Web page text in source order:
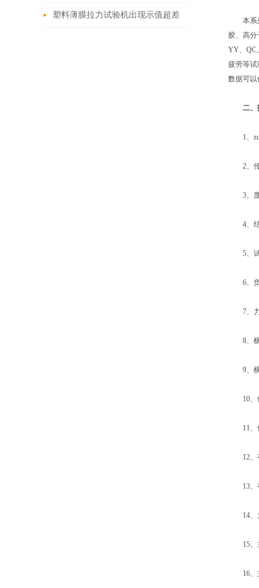
的“力学裁判”
塑料薄膜拉力试验机出现示值超差
本系列
胶、高
YY、QC
疲劳等试
数据可以
二、
1、zui
2、传
3、度
4、结
5、试
6、负
7、力
8、横
9、横
10、位
11、位
12、有
13、有
14、大
15、主
16、主